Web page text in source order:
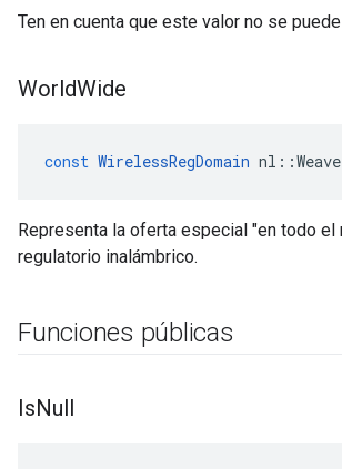
Ten en cuenta que este valor no se
WorldWide
const WirelessRegDomain nl ::Weave
Representa la oferta especial "en todo el
regulatorio inalámbrico.
Funciones públicas
IsNull